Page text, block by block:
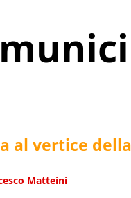
al vertice
Matteini